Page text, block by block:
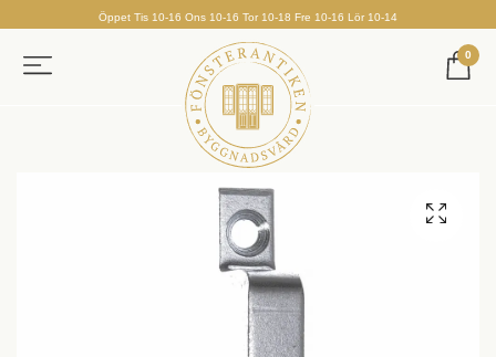
Öppet Tis 10-16 Ons 10-16 Tor 10-18 Fre 10-16 Lör 10-14
0